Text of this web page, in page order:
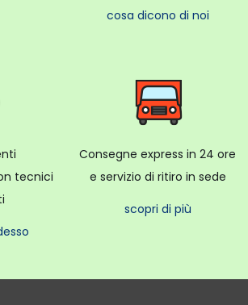
cosa dicono di noi
tecnici
Consegne express in 24 ore
e servizio di ritiro in sede
scopri di più